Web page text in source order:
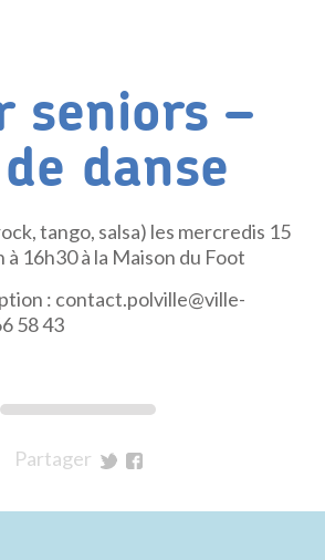
seniors –
danse
tango, salsa) les mercredis 15
à 16h30 à la Maison du Foot
: contact.polville@ville-
58 43
Partager
Twitter
Facebook